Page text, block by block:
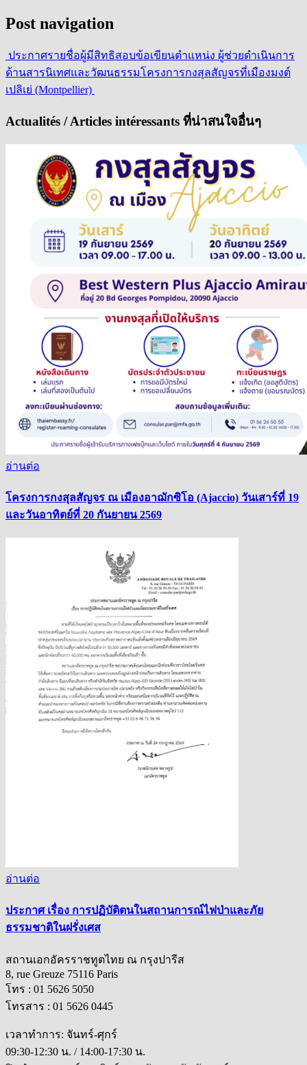
Post navigation
ประกาศรายชื่อผู้มีสิทธิสอบข้อเขียนตำแหน่ง ผู้ช่วยดำเนินการ
ด้านสารนิเทศและวัฒนธรรมโครงการกงสุลสัญจรที่เมืองมงต์
เปลิเย่ (Montpellier)
Actualités / Articles intéressants ที่น่าสนใจอื่นๆ
อ่านต่อ
โครงการกงสุลสัญจร ณ เมืองอาฌักซิโอ (Ajaccio) วันเสาร์ที่ 19
และวันอาทิตย์ที่ 20 กันยายน 2569
อ่านต่อ
ประกาศ เรื่อง การปฏิบัติตนในสถานการณ์ไฟป่าและภัย
ธรรมชาติในฝรั่งเศส
สถานเอกอัครราชทูตไทย ณ กรุงปารีส
8, rue Greuze 75116 Paris
โทร : 01 5626 5050
โทรสาร : 01 5626 0445
เวลาทำการ: จันทร์-ศุกร์
09:30-12:30 น. / 14:00-17:30 น.